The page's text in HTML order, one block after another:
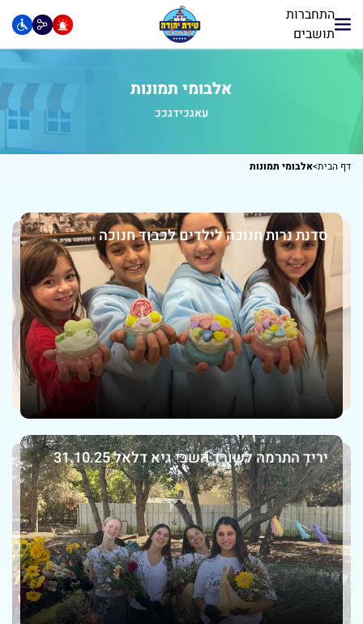
התחברות
תושבים
אלבומי תמונות
עאגכידגככ
דף הבית>אלבומי תמונות
סדנת נרות חנוכה לילדים לכבוד חנוכה
יריד התרמה לשורד השבי גיא דלאל 31.10.25